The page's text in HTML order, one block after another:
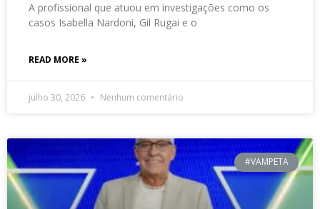
A profissional que atuou em investigações como os
casos Isabella Nardoni, Gil Rugai e o
READ MORE »
julho 30, 2026 Nenhum comentário
#VAMPETA